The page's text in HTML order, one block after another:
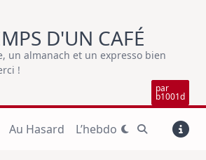
D'UN CAFÉ
un almanach et un expresso bien
!
par
b1001d
Au Hasard L’hebdo